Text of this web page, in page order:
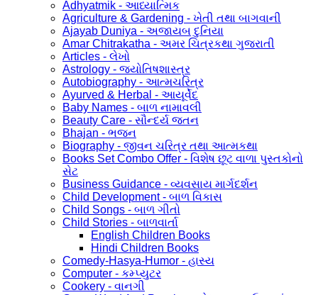
Adhyatmik - આધ્યાત્મિક
Agriculture & Gardening - ખેતી તથા બાગવાની
Ajayab Duniya - અજાયબ દુનિયા
Amar Chitrakatha - અમર ચિત્રકથા ગુજરાતી
Articles - લેખો
Astrology - જ્યોતિષશાસ્ત્ર
Autobiography - આત્મચરિત્ર
Ayurved & Herbal - આયૂર્વેદ
Baby Names - બાળ નામાવલી
Beauty Care - સૌન્દર્ય જતન
Bhajan - ભજન
Biography - જીવન ચરિત્ર તથા આત્મકથા
Books Set Combo Offer - વિશેષ છૂટ વાળા પુસ્તકોનો
સેટ
Business Guidance - વ્યવસાય માર્ગદર્શન
Child Development - બાળ વિકાસ
Child Songs - બાળ ગીતો
Child Stories - બાળવાર્તા
English Children Books
Hindi Children Books
Comedy-Hasya-Humor - હાસ્ય
Computer - કમ્પ્યુટર
Cookery - વાનગી